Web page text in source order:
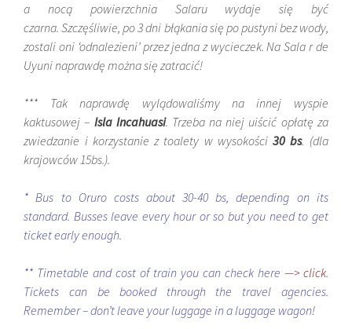
a nocą powierzchnia Salaru wydaje się być
czarna. Szczęśliwie, po 3 dni błąkania się po pustyni bez wody,
zostali oni ‘odnalezieni’ przez jedna z wycieczek. Na Sala r de
Uyuni naprawdę można się zatracić!
*** Tak naprawdę wylądowaliśmy na innej wyspie
kaktusowej – Isla Incahuasi. Trzeba na niej uiścić opłatę za
zwiedzanie i korzystanie z toalety w wysokości30 bs. (dla
krajowców15bs.).
* Bus to Oruro costs about 30-40 bs, depending on its
standard. Busses leave every hour or so but you need to get
ticket early enough.
** Timetable and cost of train you can check here —> click.
Tickets can be booked through the travel agencies.
Remember – don’t leave your luggage in a luggage wagon!